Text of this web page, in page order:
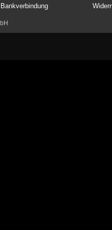
Bankverbindung